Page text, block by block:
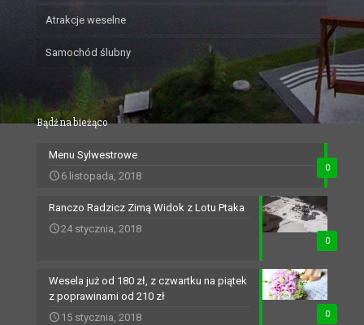
Atrakcje weselne
Samochód ślubny
Bądź na bieżąco
0
Menu Sylwestrowe
6 listopada, 2018
0
Ranczo Radzicz Zimą Widok z Lotu Ptaka
24 stycznia, 2018
0
Wesela już od 180 zł, z czwartku na piątek
z poprawinami od 210 zł
15 stycznia, 2018